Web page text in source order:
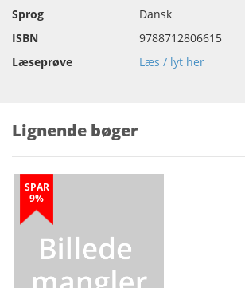
Sprog
Dansk
ISBN
9788712806615
Læseprøve
Læs / lyt her
Lignende bøger
SPAR
9%